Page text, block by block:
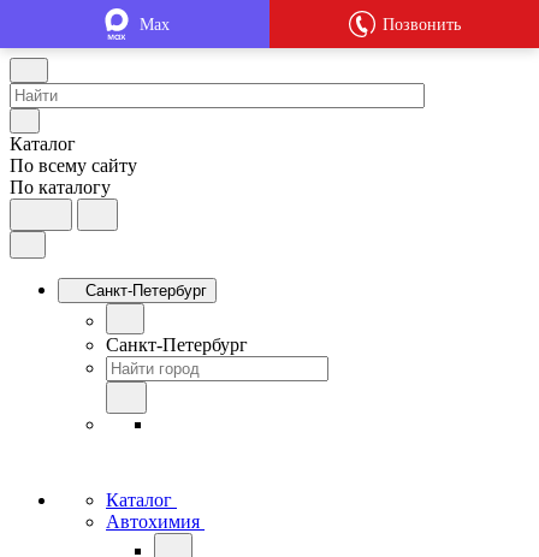
Каталог
По всему сайту
По каталогу
Санкт-Петербург
Санкт-Петербург
Каталог
Автохимия
Max Позвонить